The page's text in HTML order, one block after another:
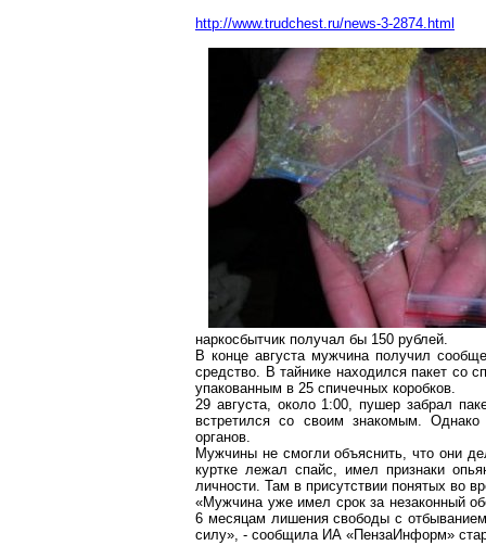
http://www.trudchest.ru/news-3-2874.html
наркосбытчик получал бы 150 рублей.
В конце августа мужчина получил
средство. В тайнике находился пакет со
упакованным в 25 спичечных коробков.
29 августа, около 1:00, пушер забрал
встретился со своим знакомым. Однако
органов.
Мужчины не смогли объяснить, что они
куртке лежал спайс, имел признаки
личности. Там в присутствии понятых во
«Мужчина уже имел срок за незаконный
6 месяцам лишения свободы с
силу», - сообщила ИА «ПензаИнформ»